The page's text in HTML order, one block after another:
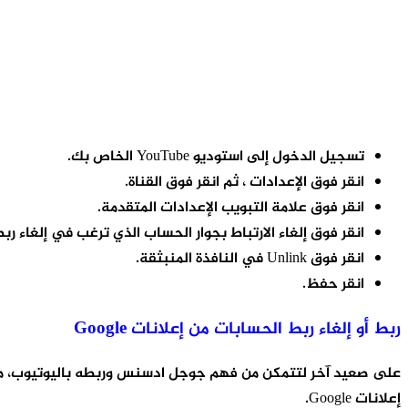
تسجيل الدخول إلى استوديو YouTube الخاص بك.
انقر فوق الإعدادات ، ثم انقر فوق القناة.
انقر فوق علامة التبويب الإعدادات المتقدمة.
انقر فوق إلغاء الارتباط بجوار الحساب الذي ترغب في إلغاء
انقر فوق Unlink في النافذة المنبثقة.
انقر حفظ.
ربط أو إلغاء ربط الحسابات من إعلانات Google
إعلانات Google.